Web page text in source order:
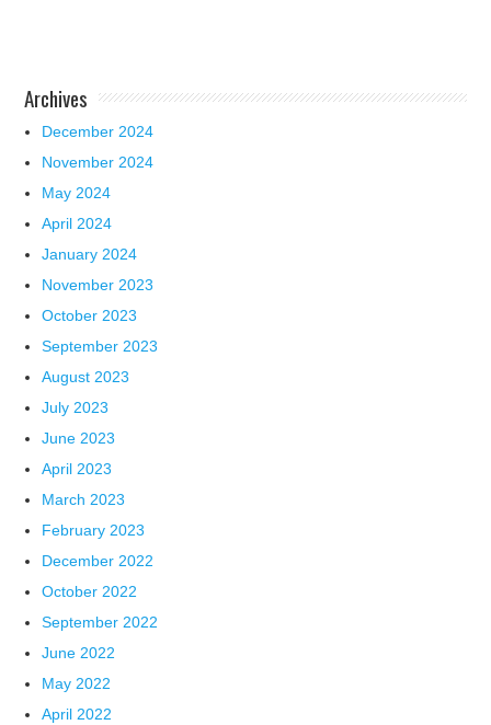
Archives
December 2024
November 2024
May 2024
April 2024
January 2024
November 2023
October 2023
September 2023
August 2023
July 2023
June 2023
April 2023
March 2023
February 2023
December 2022
October 2022
September 2022
June 2022
May 2022
April 2022